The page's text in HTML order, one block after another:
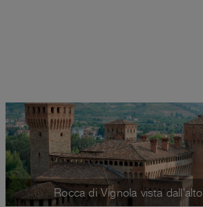
Rocca di Vignola vista dall'alto